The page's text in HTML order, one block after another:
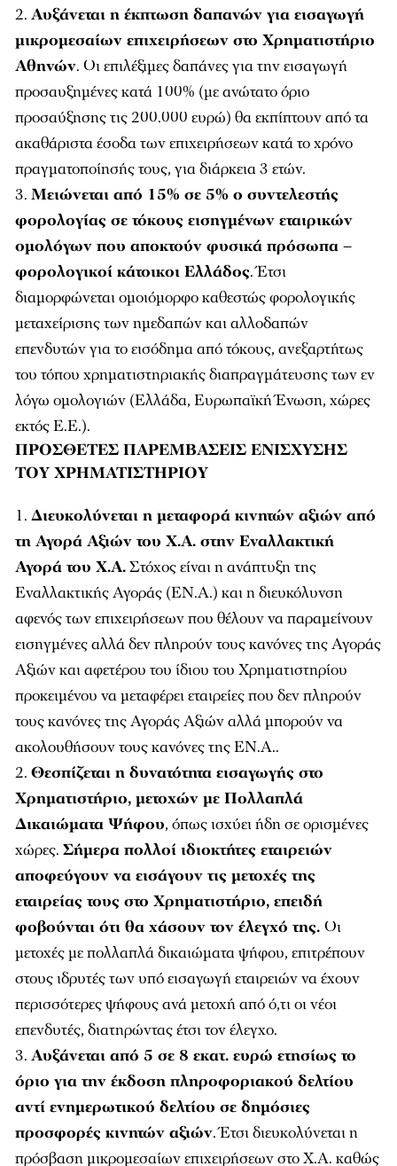
Αυξάνεται η έκπτωση δαπανών για εισαγωγή
μικρομεσαίων επιχειρήσεων στο Χρηματιστήριο
Αθηνών. Οι επιλέξιμες δαπάνες για την εισαγωγή
προσαυξημένες κατά 100% (με ανώτατο όριο
προσαύξησης τις 200.000 ευρώ) θα εκπίπτουν από τα
ακαθάριστα έσοδα των επιχειρήσεων κατά το χρόνο
πραγματοποίησής τους, για διάρκεια 3 ετών.
Μειώνεται από 15% σε 5% ο συντελεστής
φορολογίας σε τόκους εισηγμένων εταιρικών
ομολόγων που αποκτούν φυσικά πρόσωπα –
φορολογικοί κάτοικοι Ελλάδος. Έτσι
διαμορφώνεται ομοιόμορφο καθεστώς φορολογικής
μεταχείρισης των ημεδαπών και αλλοδαπών
επενδυτών για το εισόδημα από τόκους, ανεξαρτήτως
του τόπου χρηματιστηριακής διαπραγμάτευσης των εν
λόγω ομολογιών (Ελλάδα, Ευρωπαϊκή Ένωση, χώρες
εκτός Ε.Ε.).
ΠΡΟΣΘΕΤΕΣ ΠΑΡΕΜΒΑΣΕΙΣ ΕΝΙΣΧΥΣΗΣ
ΤΟΥ ΧΡΗΜΑΤΙΣΤΗΡΙΟΥ
Διευκολύνεται η μεταφορά κινητών αξιών από
τη Αγορά Αξιών του Χ.Α. στην Εναλλακτική
Αγορά του Χ.Α.Στόχος είναι η ανάπτυξη της
Εναλλακτικής Αγοράς (ΕΝ.Α.) και η διευκόλυνση
αφενός των επιχειρήσεων που θέλουν να παραμείνουν
εισηγμένες αλλά δεν πληρούν τους κανόνες της Αγοράς
Αξιών και αφετέρου του ίδιου του Χρηματιστηρίου
προκειμένου να μεταφέρει εταιρείες που δεν πληρούν
τους κανόνες της Αγοράς Αξιών αλλά μπορούν να
ακολουθήσουν τους κανόνες της ΕΝ.Α..
Θεσπίζεται η δυνατότητα εισαγωγής στο
Χρηματιστήριο, μετοχών με Πολλαπλά
Δικαιώματα Ψήφου, όπως ισχύει ήδη σε ορισμένες
χώρες. Σήμερα πολλοί ιδιοκτήτες εταιρειών
αποφεύγουν να εισάγουν τις μετοχές της
εταιρείας τους στο Χρηματιστήριο, επειδή
φοβούνται ότι θα χάσουν τον έλεγχό της. Οι
μετοχές με πολλαπλά δικαιώματα ψήφου, επιτρέπουν
στους ιδρυτές των υπό εισαγωγή εταιρειών να έχουν
περισσότερες ψήφους ανά μετοχή από ό,τι οι νέοι
επενδυτές, διατηρώντας έτσι τον έλεγχο.
Αυξάνεται από 5 σε 8 εκατ. ευρώ ετησίως το
όριο για την έκδοση πληροφοριακού δελτίου
αντί ενημερωτικού δελτίου σε δημόσιες
προσφορές κινητών αξιών. Έτσι διευκολύνεται η
πρόσβαση μικρομεσαίων επιχειρήσεων στο Χ.Α. καθώς